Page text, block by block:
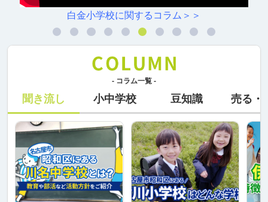
白金小学校に関するコラム＞＞
- コラム一覧 -
聞き流し 小中学校 豆知識 売る・